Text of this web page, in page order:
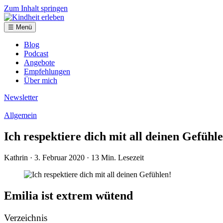
Zum Inhalt springen
☰ Menü
Blog
Podcast
Angebote
Empfehlungen
Über mich
Newsletter
Allgemein
Ich respektiere dich mit all deinen
Kathrin · 3. Februar 2020 · 13 Min. Lesezeit
Emilia ist extrem wütend
Verzeichnis